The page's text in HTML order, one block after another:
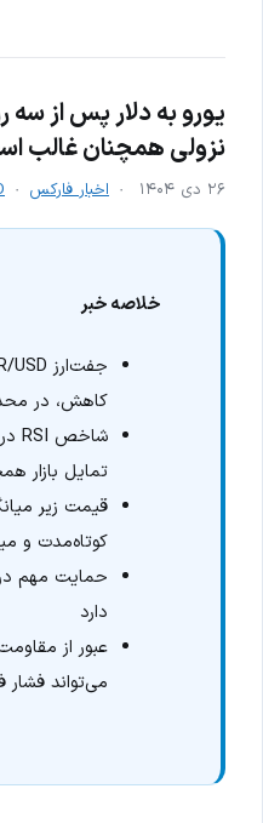
یورو به دلار پس از
نزولی همچنان غالب
۲۶ دی ۱۴۰۴ اخبار فارکس
خلاصه خبر
کاهش، در محدوده ۱.۱۶۱۰
تمایل بازار
قیمت زیر
کوتاه‌مدت و
دارد
می‌تواند